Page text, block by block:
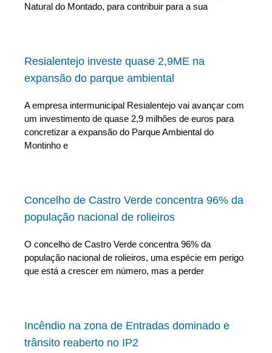
Natural do Montado, para contribuir para a sua
Resialentejo investe quase 2,9ME na
expansão do parque ambiental
A empresa intermunicipal Resialentejo vai avançar com
um investimento de quase 2,9 milhões de euros para
concretizar a expansão do Parque Ambiental do
Montinho e
Concelho de Castro Verde concentra 96% da
população nacional de rolieiros
O concelho de Castro Verde concentra 96% da
população nacional de rolieiros, uma espécie em perigo
que está a crescer em número, mas a perder
Incêndio na zona de Entradas dominado e
trânsito reaberto no IP2